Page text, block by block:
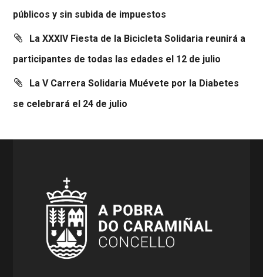
públicos y sin subida de impuestos
La XXXIV Fiesta de la Bicicleta Solidaria reunirá a
participantes de todas las edades el 12 de julio
La V Carrera Solidaria Muévete por la Diabetes
se celebrará el 24 de julio